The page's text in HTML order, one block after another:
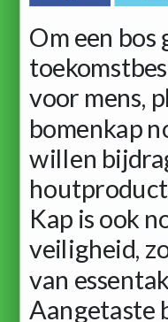
Om een bos
voor mens,
bomenkap
willen
Kap is ook
veiligheid,
van
Aangetaste